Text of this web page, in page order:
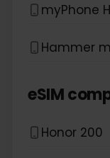
myPhone
Hammer
eSIM
Honor 200